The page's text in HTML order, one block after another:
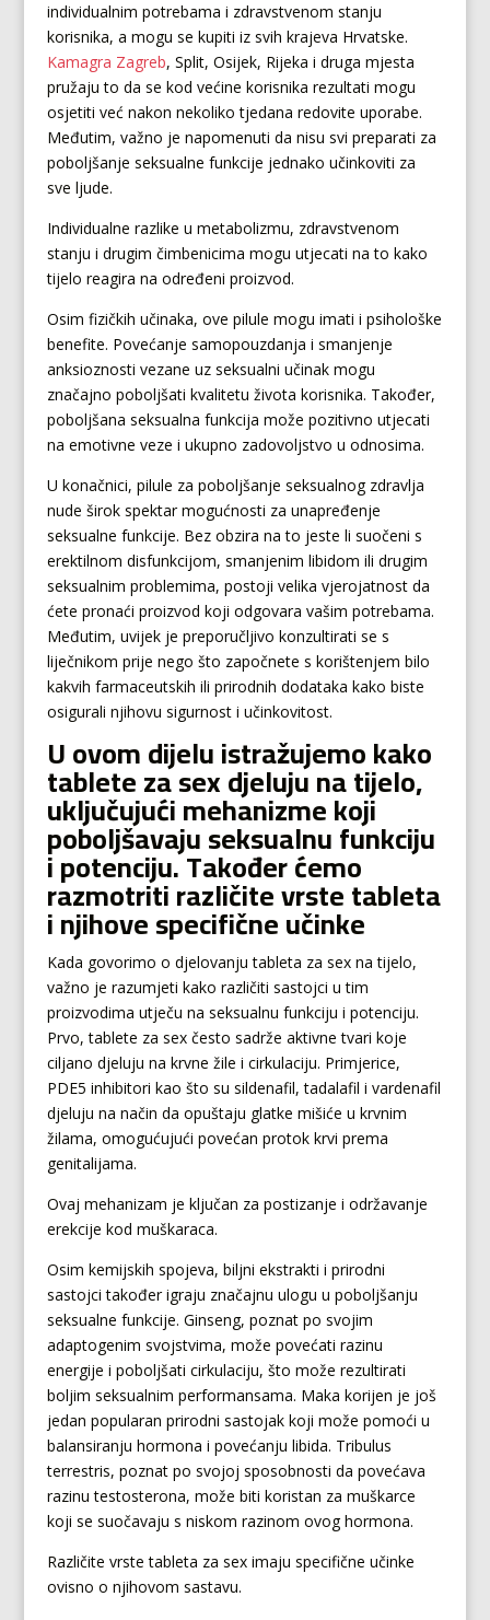
individualnim potrebama i zdravstvenom stanju
korisnika, a mogu se kupiti iz svih krajeva Hrvatske.
Kamagra Zagreb, Split, Osijek, Rijeka i druga mjesta
pružaju to da se kod većine korisnika rezultati mogu
osjetiti već nakon nekoliko tjedana redovite uporabe.
Međutim, važno je napomenuti da nisu svi preparati za
poboljšanje seksualne funkcije jednako učinkoviti za
sve ljude.
Individualne razlike u metabolizmu, zdravstvenom
stanju i drugim čimbenicima mogu utjecati na to kako
tijelo reagira na određeni proizvod.
Osim fizičkih učinaka, ove pilule mogu imati i psihološke
benefite. Povećanje samopouzdanja i smanjenje
anksioznosti vezane uz seksualni učinak mogu
značajno poboljšati kvalitetu života korisnika. Također,
poboljšana seksualna funkcija može pozitivno utjecati
na emotivne veze i ukupno zadovoljstvo u odnosima.
U konačnici, pilule za poboljšanje seksualnog zdravlja
nude širok spektar mogućnosti za unapređenje
seksualne funkcije. Bez obzira na to jeste li suočeni s
erektilnom disfunkcijom, smanjenim libidom ili drugim
seksualnim problemima, postoji velika vjerojatnost da
ćete pronaći proizvod koji odgovara vašim potrebama.
Međutim, uvijek je preporučljivo konzultirati se s
liječnikom prije nego što započnete s korištenjem bilo
kakvih farmaceutskih ili prirodnih dodataka kako biste
osigurali njihovu sigurnost i učinkovitost.
U ovom dijelu istražujemo kako
tablete za sex djeluju na tijelo,
uključujući mehanizme koji
poboljšavaju seksualnu funkciju
i potenciju. Također ćemo
razmotriti različite vrste tableta
i njihove specifične učinke
Kada govorimo o djelovanju tableta za sex na tijelo,
važno je razumjeti kako različiti sastojci u tim
proizvodima utječu na seksualnu funkciju i potenciju.
Prvo, tablete za sex često sadrže aktivne tvari koje
ciljano djeluju na krvne žile i cirkulaciju. Primjerice,
PDE5 inhibitori kao što su sildenafil, tadalafil i vardenafil
djeluju na način da opuštaju glatke mišiće u krvnim
žilama, omogućujući povećan protok krvi prema
genitalijama.
Ovaj mehanizam je ključan za postizanje i održavanje
erekcije kod muškaraca.
Osim kemijskih spojeva, biljni ekstrakti i prirodni
sastojci također igraju značajnu ulogu u poboljšanju
seksualne funkcije. Ginseng, poznat po svojim
adaptogenim svojstvima, može povećati razinu
energije i poboljšati cirkulaciju, što može rezultirati
boljim seksualnim performansama. Maka korijen je još
jedan popularan prirodni sastojak koji može pomoći u
balansiranju hormona i povećanju libida. Tribulus
terrestris, poznat po svojoj sposobnosti da povećava
razinu testosterona, može biti koristan za muškarce
koji se suočavaju s niskom razinom ovog hormona.
Različite vrste tableta za sex imaju specifične učinke
ovisno o njihovom sastavu.